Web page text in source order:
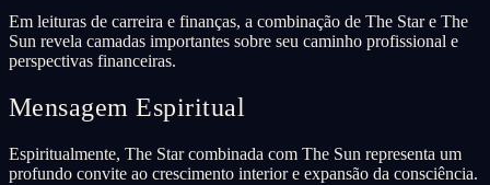
Em leituras de carreira e finanças, a combinação de The Star e The
Sun revela camadas importantes sobre seu caminho profissional e
perspectivas financeiras.
Mensagem Espiritual
Espiritualmente, The Star combinada com The Sun representa um
profundo convite ao crescimento interior e expansão da consciência.